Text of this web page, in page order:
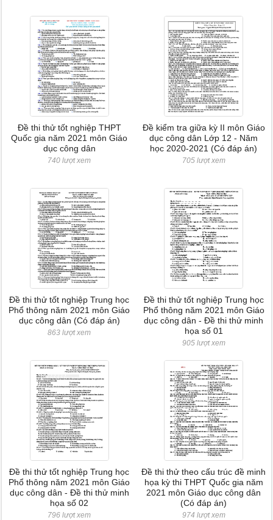
Đề thi thử tốt nghiệp THPT
Quốc gia năm 2021 môn Giáo
dục công dân
740 lượt xem
Đề kiểm tra giữa kỳ II môn Giáo
dục công dân Lớp 12 - Năm
học 2020-2021 (Có đáp án)
705 lượt xem
Đề thi thử tốt nghiệp Trung học
Phổ thông năm 2021 môn Giáo
dục công dân (Có đáp án)
863 lượt xem
Đề thi thử tốt nghiệp Trung học
Phổ thông năm 2021 môn Giáo
dục công dân - Đề thi thử minh
họa số 01
905 lượt xem
Đề thi thử tốt nghiệp Trung học
Phổ thông năm 2021 môn Giáo
dục công dân - Đề thi thử minh
họa số 02
796 lượt xem
Đề thi thử theo cấu trúc đề minh
họa kỳ thi THPT Quốc gia năm
2021 môn Giáo dục công dân
(Có đáp án)
974 lượt xem